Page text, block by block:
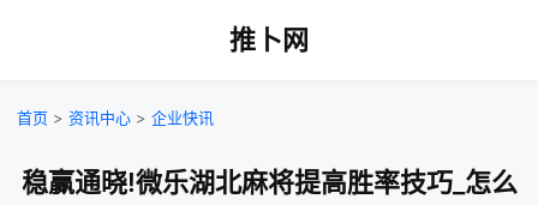
推卜网
首页 > 资讯中心 > 企业快讯
稳赢通晓!微乐湖北麻将提高胜率技巧_怎么